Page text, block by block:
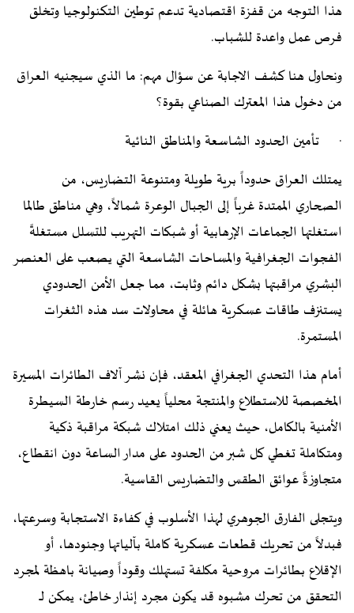
هذا التوجه من قفزة اقتصادية تدعم توطين التكنولوجيا وتخلق
فرص عمل واعدة للشباب.
ونحاول هنا كشف الاجابة عن سؤال مهم: ما الذي سيجنيه العراق
من دخول هذا المعترك الصناعي بقوة؟
· تأمين الحدود الشاسعة والمناطق النائية
يمتلك العراق حدوداً برية طويلة ومتنوعة التضاريس، من
الصحاري الممتدة غرباً إلى الجبال الوعرة شمالاً، وهي مناطق طالما
استغلتها الجماعات الإرهابية أو شبكات التهريب للتسلل مستغلةً
الفجوات الجغرافية والمساحات الشاسعة التي يصعب على العنصر
البشري مراقبتها بشكل دائم وثابت، مما جعل الأمن الحدودي
يستنزف طاقات عسكرية هائلة في محاولات سد هذه الثغرات
المستمرة.
أمام هذا التحدي الجغرافي المعقد، فإن نشر آلاف الطائرات المسيرة
المخصصة للاستطلاع والمنتجة محلياً يعيد رسم خارطة السيطرة
الأمنية بالكامل، حيث يعني ذلك امتلاك شبكة مراقبة ذكية
ومتكاملة تغطي كل شبر من الحدود على مدار الساعة دون انقطاع،
متجاوزةً عوائق الطقس والتضاريس القاسية.
ويتجلى الفارق الجوهري لهذا الأسلوب في كفاءة الاستجابة وسرعتها،
فبدلاً من تحريك قطعات عسكرية كاملة بآلياتها وجنودها، أو
الإقلاع بطائرات مروحية مكلفة تستهلك وقوداً وصيانة باهظة لمجرد
التحقق من تحرك مشبوه قد يكون مجرد إنذار خاطئ، يمكن لـ